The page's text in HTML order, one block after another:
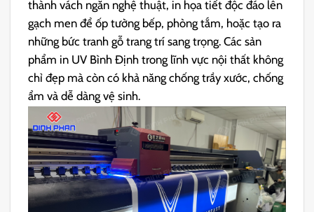
thành vách ngăn nghệ thuật, in họa tiết độc đáo lên
gạch men để ốp tường bếp, phòng tắm, hoặc tạo ra
những bức tranh gỗ trang trí sang trọng. Các sản
phẩm in UV Bình Định trong lĩnh vực nội thất không
chỉ đẹp mà còn có khả năng chống trầy xước, chống
ẩm và dễ dàng vệ sinh.